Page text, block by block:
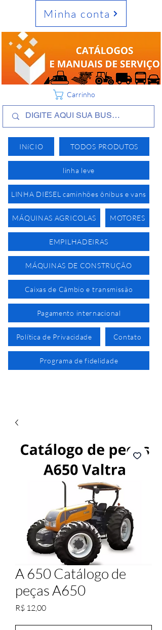
INíCIO TODOS PRODUTOS
linha leve
LINHA DIESEL caminhões ônibus e vans
MÁQUINAS AGRICOLAS MOTORES
EMPILHADEIRAS
MÁQUINAS DE CONSTRUÇÃO
Caixas de Câmbio e transmissão
Pagamento internacional
Política de Privacidade Contato
Programa de fidelidade
Minha conta
Carrinho
A 650 Catálogo de
peças A650
R$ 12,00Preço